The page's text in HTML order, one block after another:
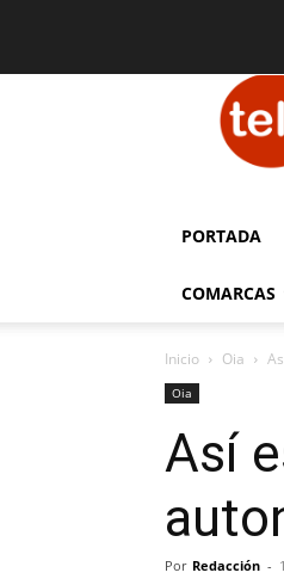
PORTADA
COMARCAS
Inicio Oia
Oia
Así
Por Redacción -